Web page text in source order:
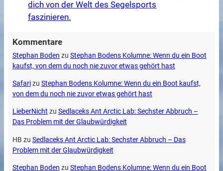
dich von der Welt des Segelsports
faszinieren.
Kommentare
Stephan Boden zu Stephan Bodens Kolumne: Wenn du ein Boot
kaufst, von dem du noch nie zuvor etwas gehört hast
Safarizu Stephan Bodens Kolumne: Wenn du ein Boot kaufst,
von dem du noch nie zuvor etwas gehört hast
LieberNicht zu Sedlaceks Ant Arctic Lab: Sechster Abbruch –
Das Problem mit der Glaubwürdigkeit
HB zu Sedlaceks Ant Arctic Lab: Sechster Abbruch – Das
Problem mit der Glaubwürdigkeit
Stephan Boden zu Stephan Bodens Kolumne: Wenn du ein Boot